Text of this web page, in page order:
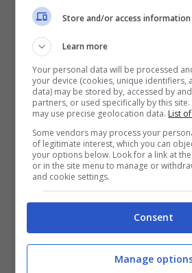
Andrea Giambruno (Blueshouse.it)
È quella di Sergio Friscia,
tg satiricoche ha introdotto
famigerati fuori onda della
Store and/or access information
Learn more
Your personal data will be processed
your device (cookies, unique identifiers,
data) may be stored by, accessed by
partners, or used specifically by this
may use precise geolocation data. List
Some vendors may process your
of legitimate interest, which you can
your options below. Look for a link at
or in the site menu to manage or
and cookie settings.
Consent
Manage